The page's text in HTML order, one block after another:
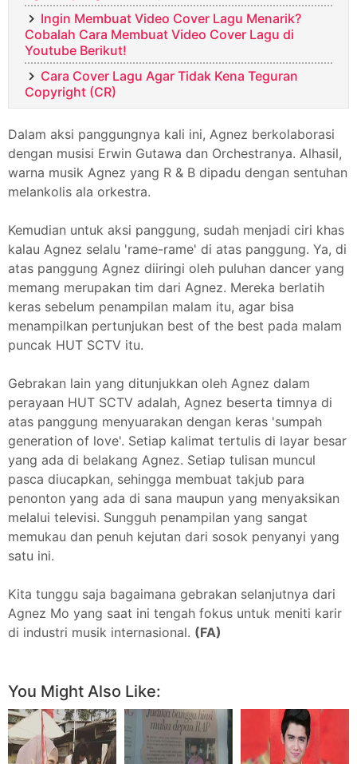
Ingin Membuat Video Cover Lagu Menarik?
Cobalah Cara Membuat Video Cover Lagu di
Youtube Berikut!
Cara Cover Lagu Agar Tidak Kena Teguran
Copyright (CR)
Dalam aksi panggungnya kali ini, Agnez berkolaborasi
dengan musisi Erwin Gutawa dan Orchestranya. Alhasil,
warna musik Agnez yang R & B dipadu dengan sentuhan
melankolis ala orkestra.
Kemudian untuk aksi panggung, sudah menjadi ciri khas
kalau Agnez selalu 'rame-rame' di atas panggung. Ya, di
atas panggung Agnez diiringi oleh puluhan dancer yang
memang merupakan tim dari Agnez. Mereka berlatih
keras sebelum penampilan malam itu, agar bisa
menampilkan pertunjukan best of the best pada malam
puncak HUT SCTV itu.
Gebrakan lain yang ditunjukkan oleh Agnez dalam
perayaan HUT SCTV adalah, Agnez beserta timnya di
atas panggung menyuarakan dengan keras 'sumpah
generation of love'. Setiap kalimat tertulis di layar besar
yang ada di belakang Agnez. Setiap tulisan muncul
pasca diucapkan, sehingga membuat takjub para
penonton yang ada di sana maupun yang menyaksikan
melalui televisi. Sungguh penampilan yang sangat
memukau dan penuh kejutan dari sosok penyanyi yang
satu ini.
Kita tunggu saja bagaimana gebrakan selanjutnya dari
Agnez Mo yang saat ini tengah fokus untuk meniti karir
di industri musik internasional. (FA)
Facebook Twitter
You Might Also Like: